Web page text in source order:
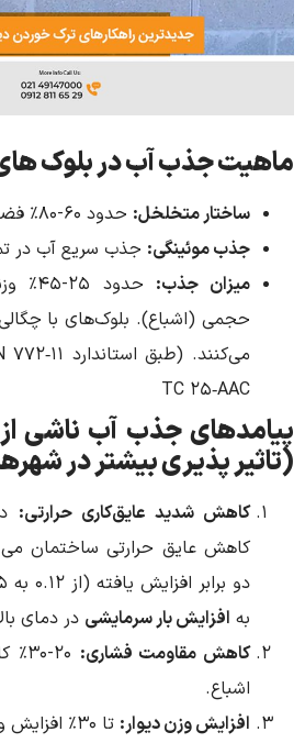
جذب آب در بلوک هایAAC
متخلخل: حدود ۶۰-۸۰% فضای خالی با منافذ ریز.
موئینگی:جذب سریع آب در تماس.
جذب:
(اشباع). بلوک‌های با چگالی کمتر،
TC
جذب آب ناشی از
پذیری بیشتر در شهرهای
شدید عایق‌کاری حرارتی:در واقع
عایق حرارتی ساختمان می شود.
افزایش بار سرمایشیدر دمای بالای
مقاومت فشاری:
۲۰-۳۰% کاهش
وزن دیوار:تا ۳۰% افزایش وزن، بار اضافی بر سازه.